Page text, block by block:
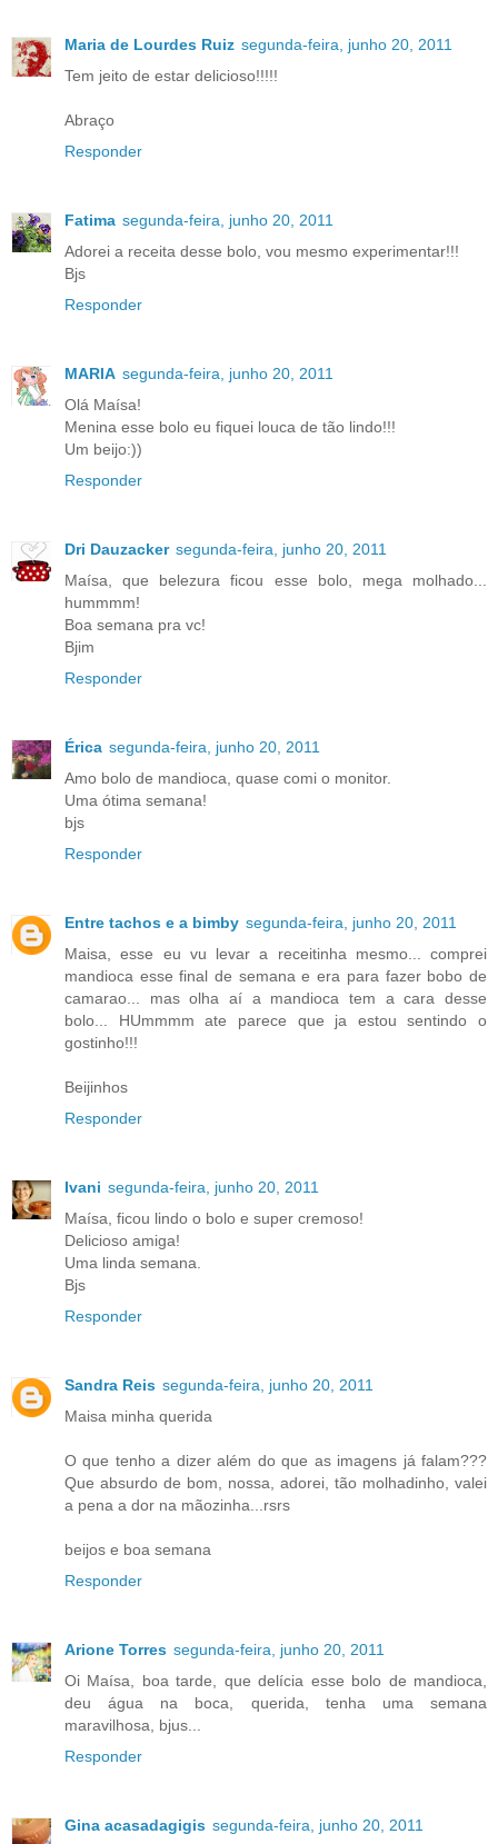
Maria de Lourdes Ruiz segunda-feira, junho 20, 2011
Tem jeito de estar delicioso!!!!!
Abraço
Responder
Fatima segunda-feira, junho 20, 2011
Adorei a receita desse bolo, vou mesmo experimentar!!!
Bjs
Responder
MARIA segunda-feira, junho 20, 2011
Olá Maísa!
Menina esse bolo eu fiquei louca de tão lindo!!!
Um beijo:))
Responder
Dri Dauzacker segunda-feira, junho 20, 2011
Maísa, que belezura ficou esse bolo, mega molhado...
hummmm!
Boa semana pra vc!
Bjim
Responder
Érica segunda-feira, junho 20, 2011
Amo bolo de mandioca, quase comi o monitor.
Uma ótima semana!
bjs
Responder
Entre tachos e a bimby segunda-feira, junho 20, 2011
Maisa, esse eu vu levar a receitinha mesmo... comprei
mandioca esse final de semana e era para fazer bobo de
camarao... mas olha aí a mandioca tem a cara desse
bolo... HUmmmm ate parece que ja estou sentindo o
gostinho!!!
Beijinhos
Responder
Ivani segunda-feira, junho 20, 2011
Maísa, ficou lindo o bolo e super cremoso!
Delicioso amiga!
Uma linda semana.
Bjs
Responder
Sandra Reis segunda-feira, junho 20, 2011
Maisa minha querida
O que tenho a dizer além do que as imagens já falam???
Que absurdo de bom, nossa, adorei, tão molhadinho, valei
a pena a dor na mãozinha...rsrs
beijos e boa semana
Responder
Arione Torres segunda-feira, junho 20, 2011
Oi Maísa, boa tarde, que delícia esse bolo de mandioca,
deu água na boca, querida, tenha uma semana
maravilhosa, bjus...
Responder
Gina acasadagigis segunda-feira, junho 20, 2011